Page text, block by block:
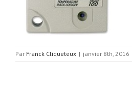
Par Franck Cliqueteux | janvier 8th, 2016